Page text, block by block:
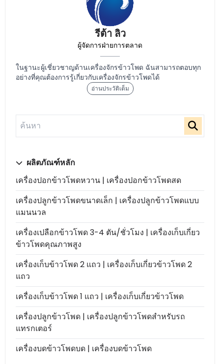
รีต้า ลิว
ผู้จัดการฝ่ายการตลาด
ในฐานะผู้เชี่ยวชาญด้านเครื่องจักรข้าวโพด ฉันสามารถตอบทุก
อย่างที่คุณต้องการรู้เกี่ยวกับเครื่องจักรข้าวโพดได้
อ่านประวัติเต็ม
ผลิตภัณฑ์หลัก
เครื่องปอกข้าวโพดหวาน | เครื่องปอกข้าวโพดสด
เครื่องปลูกข้าวโพดขนาดเล็ก | เครื่องปลูกข้าวโพดแบบ
แมนนวล
เครื่องเปลือกข้าวโพด 3-4 ตัน/ชั่วโมง | เครื่องเก็บเกี่ยว
ข้าวโพดคุณภาพสูง
เครื่องเก็บข้าวโพด 2 แถว | เครื่องเก็บเกี่ยวข้าวโพด 2
แถว
เครื่องเก็บข้าวโพด 1 แถว | เครื่องเก็บเกี่ยวข้าวโพด
เครื่องปลูกข้าวโพด | เครื่องปลูกข้าวโพดสำหรับรถ
แทรกเตอร์
เครื่องบดข้าวโพดบด | เครื่องบดข้าวโพด